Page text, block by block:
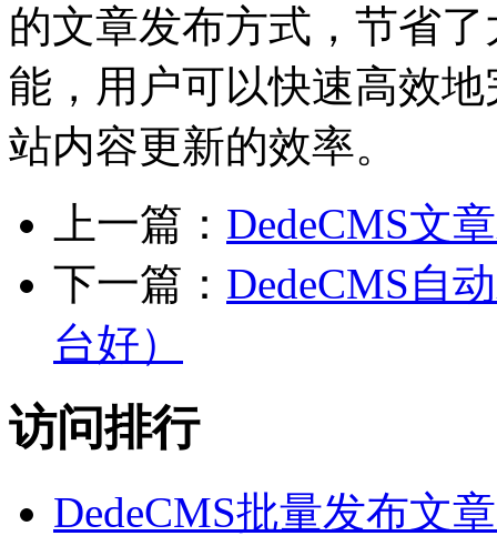
的文章发布方式，节省
能，用户可以快速高效
站内容更新的效率。
上一篇： DedeCMS文
下一篇： DedeCMS自
台好）
访问排行
DedeCMS批量发布文